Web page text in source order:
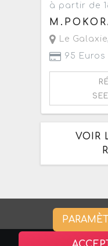
à partir de
Le Galaxie,
95 Euros
VOIR